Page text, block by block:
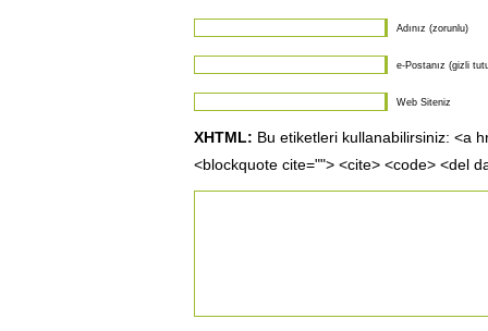
Adınız (zorunlu)
e-Postanız (gizli
Web Siteniz
XHTML: Bu etiketleri kullanabilirsiniz: <a
<blockquote cite=""> <cite> <code> <del